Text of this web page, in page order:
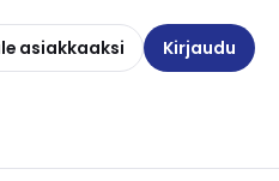
asiakkaaksi Kirjaudu